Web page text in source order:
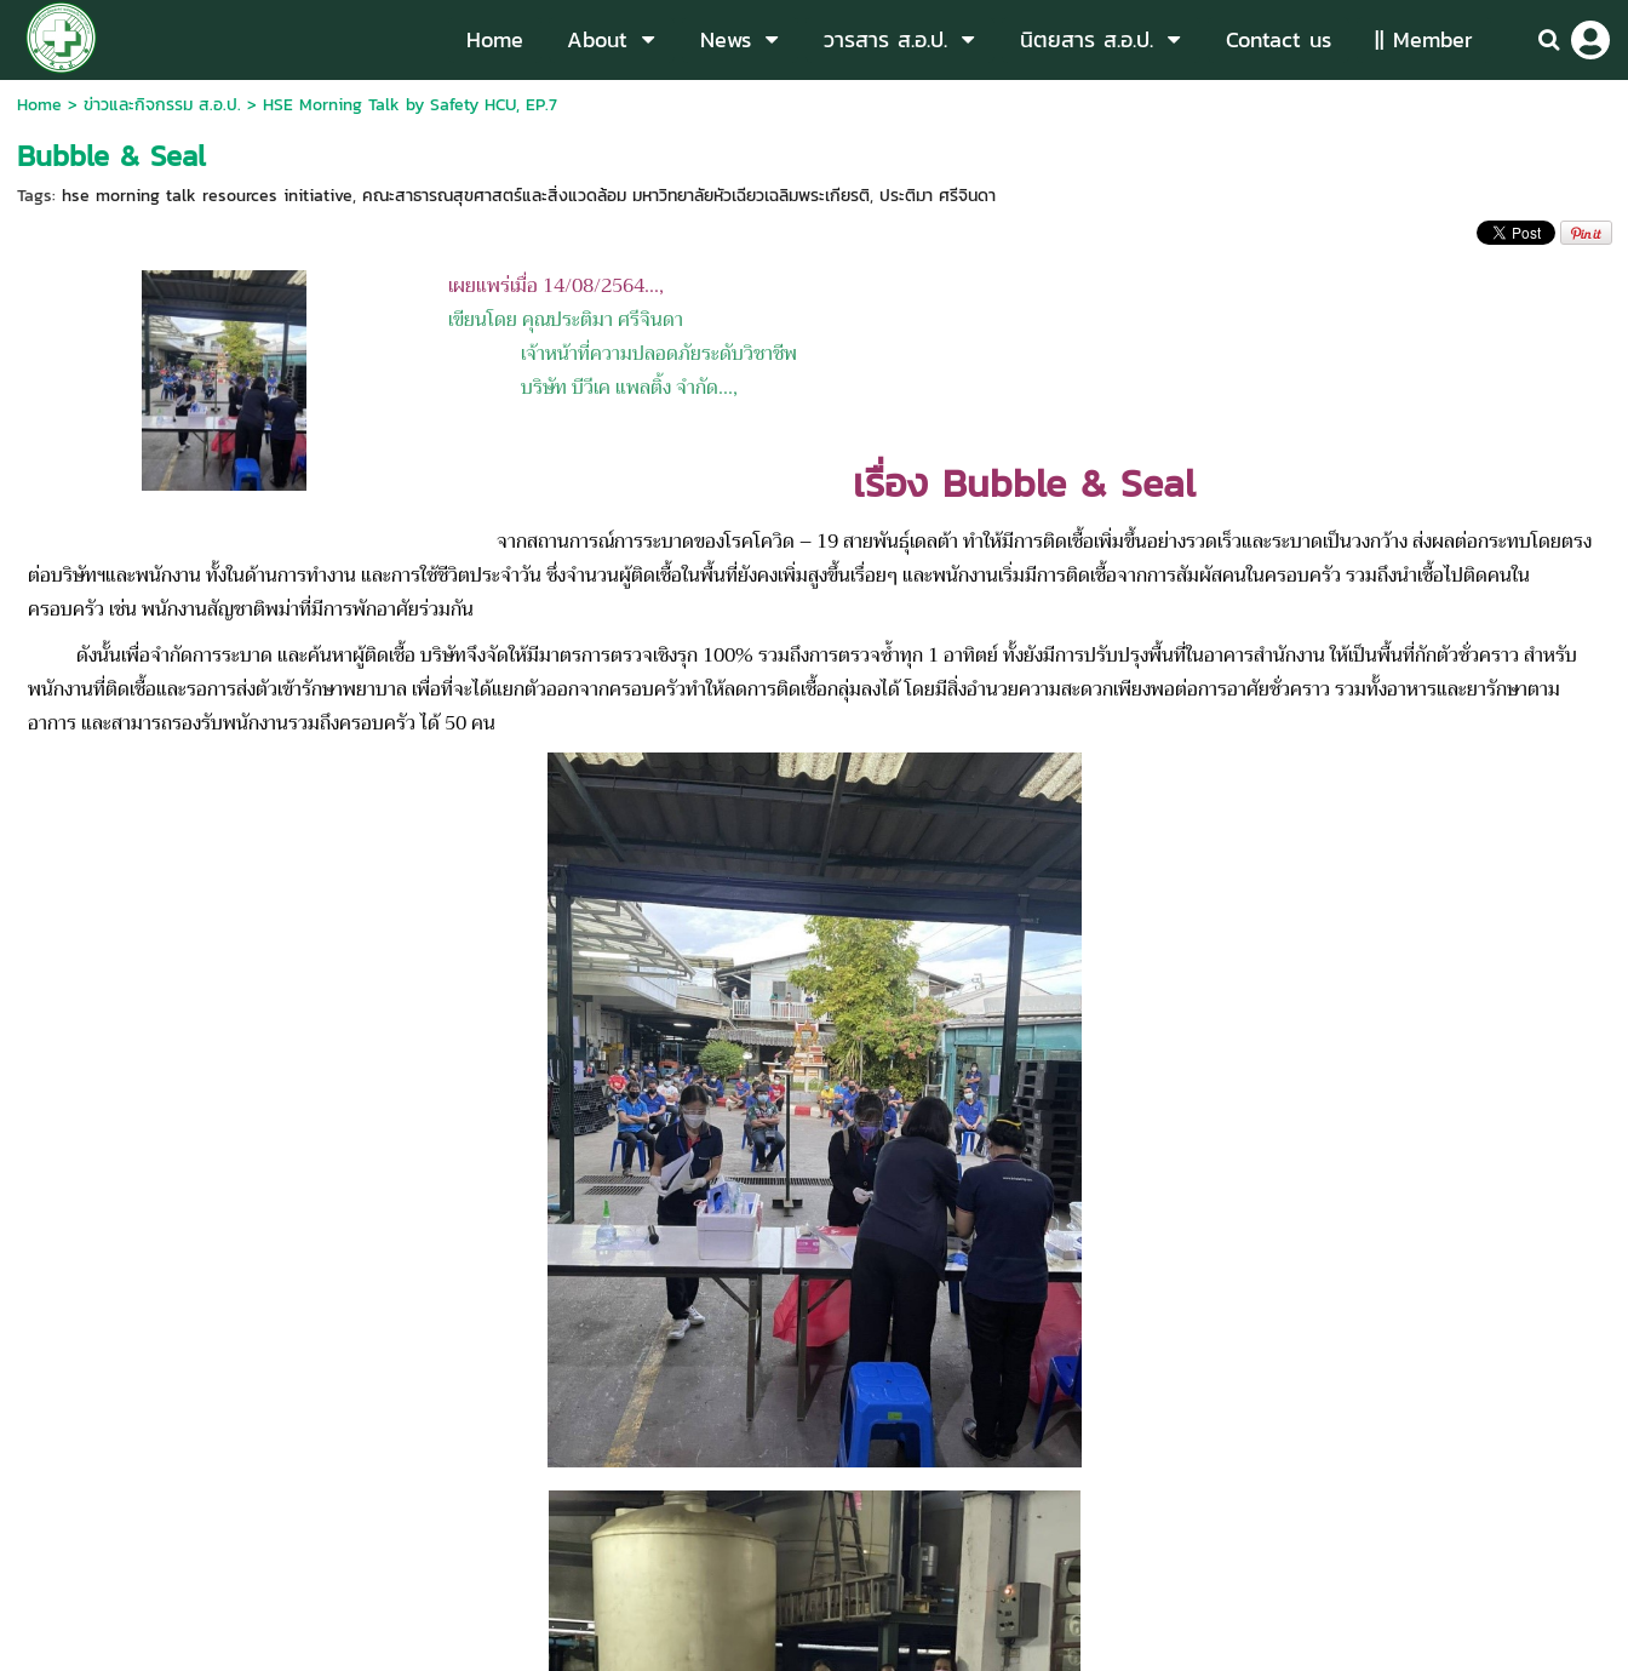
Home About News วารสาร ส.อ.ป. นิตยสาร ส.อ.ป. Contact us || Member
Home > ข่าวและกิจกรรม ส.อ.ป. > HSE Morning Talk by Safety HCU, EP.7
Bubble & Seal
Tags: hse morning talk resources initiative, คณะสาธารณสุขศาสตร์และสิ่งแวดล้อม มหาวิทยาลัยหัวเฉียวเฉลิมพระเกียรติ, ประติมา ศรีจินดา
เผยแพร่เมื่อ 14/08/2564...,
เขียนโดย คุณประติมา ศรีจินดา
เจ้าหน้าที่ความปลอดภัยระดับวิชาชีพ
บริษัท บีวีเค แพลติ้งจำกัด...,
เรื่อง Bubble & Seal
จากสถานการณ์การระบาดของโรคโควิด – 19 สายพันธุ์เดลต้า ทำให้มีการติดเชื้อเพิ่มขึ้นอย่างรวดเร็วและระบาดเป็นวงกว้าง ส่งผลต่อกระทบโดยตรง
ต่อบริษัทฯและพนักงาน ทั้งในด้านการทำงาน และการใช้ชีวิตประจำวัน ซึ่งจำนวนผู้ติดเชื้อในพื้นที่ยังคงเพิ่มสูงขึ้นเรื่อยๆ และพนักงานเริ่มมีการติดเชื้อจากการสัมผัสคนในครอบครัว รวมถึงนำเชื้อไปติดคนใน
ครอบครัว เช่น พนักงานสัญชาติพม่าที่มีการพักอาศัยร่วมกัน
ดังนั้นเพื่อจำกัดการระบาด และค้นหาผู้ติดเชื้อ บริษัทจึงจัดให้มีมาตรการตรวจเชิงรุก 100% รวมถึงการตรวจซ้ำทุก 1 อาทิตย์ ทั้งยังมีการปรับปรุงพื้นที่ในอาคารสำนักงาน ให้เป็นพื้นที่กักตัวชั่วคราว สำหรับ
พนักงานที่ติดเชื้อและรอการส่งตัวเข้ารักษาพยาบาล เพื่อที่จะได้แยกตัวออกจากครอบครัวทำให้ลดการติดเชื้อกลุ่มลงได้ โดยมีสิ่งอำนวยความสะดวกเพียงพอต่อการอาศัยชั่วคราว รวมทั้งอาหารและยารักษาตาม
อาการ และสามารถรองรับพนักงานรวมถึงครอบครัว ได้ 50 คน